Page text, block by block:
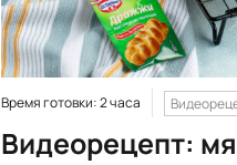
Время готовки: 2 часа
Видеорецепт: